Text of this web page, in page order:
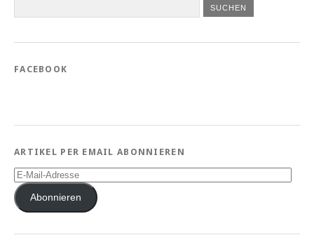
FACEBOOK
ARTIKEL PER EMAIL ABONNIEREN
E-
Mail-
AdresseAbonnieren